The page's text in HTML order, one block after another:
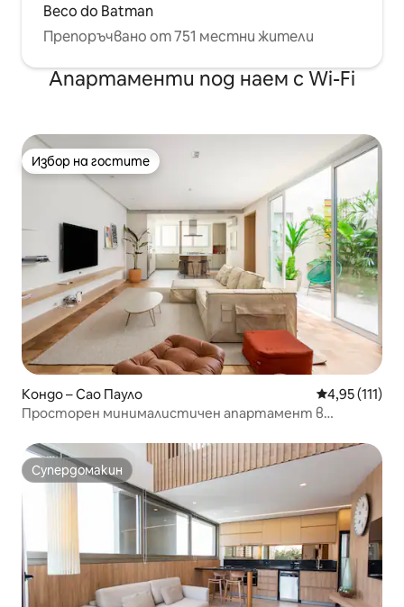
Beco do Batman
Препоръчвано от 751 местни жители
Апартаменти под наем с Wi-Fi
Избор на гостите
Избор на гостите
Кондо – Сао Пауло Средна
4,95 (111)
Просторен минималистичен апартамент в
Супердомакин
Супердомакин